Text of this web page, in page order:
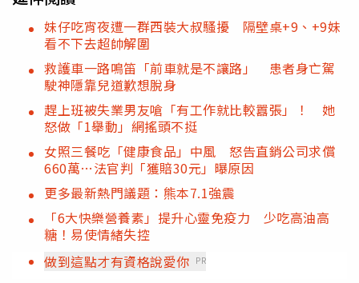
妹仔吃宵夜遭一群西裝大叔騷擾 隔壁桌+9、+9妹
看不下去超帥解圍
救護車一路鳴笛「前車就是不讓路」 患者身亡駕
駛神隱靠兒道歉想脫身
趕上班被失業男友嗆「有工作就比較囂張」！ 她
怒做「1舉動」網搖頭不挺
女照三餐吃「健康食品」中風 怒告直銷公司求償
660萬…法官判「獲賠30元」曝原因
更多最新熱門議題：熊本7.1強震
「6大快樂營養素」提升心靈免疫力 少吃高油高
糖！易使情緒失控
做到這點才有資格說愛你 PR